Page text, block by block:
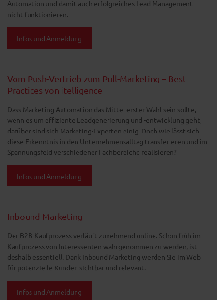
Automation und damit auch erfolgreiches Lead Management
nicht funktionieren.
Infos und Anmeldung
Vom Push-Vertrieb zum Pull-Marketing – Best
Practices von itelligence
Dass Marketing Automation das Mittel erster Wahl sein sollte,
wenn es um effiziente Leadgenerierung und -entwicklung geht,
darüber sind sich Marketing-Experten einig. Doch wie lässt sich
diese Erkenntnis in den Unternehmensalltag transferieren und im
Spannungsfeld verschiedener Fachbereiche realisieren?
Infos und Anmeldung
Inbound Marketing
Der B2B-Kaufprozess verläuft zunehmend online. Schon früh im
Kaufprozess von Interessenten wahrgenommen zu werden, ist
deshalb essentiell. Dank Inbound Marketing werden Sie im Web
für potenzielle Kunden sichtbar und relevant.
Infos und Anmeldung